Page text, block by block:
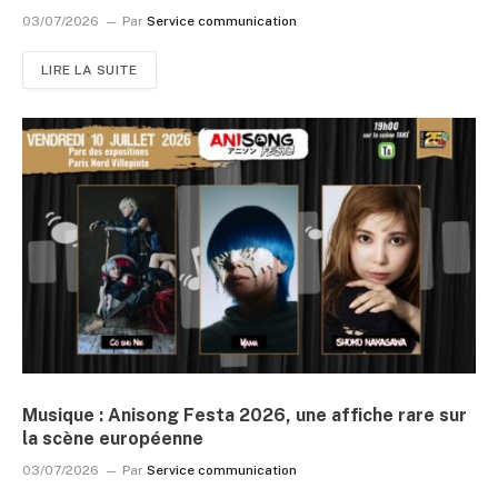
03/07/2026 Par Service communication
LIRE LA SUITE
Musique : Anisong Festa 2026, une affiche rare sur
la scène européenne
03/07/2026 Par Service communication